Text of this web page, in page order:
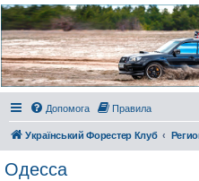
Украинский Форестер
Клуб
Всеукраинский клуб владельцев Subaru
еженедельные встречи, скидки от
Присоединяйтесь. Think. Feel. Drive.
Допомога
Правила
Український Форестер Клуб
Одесса